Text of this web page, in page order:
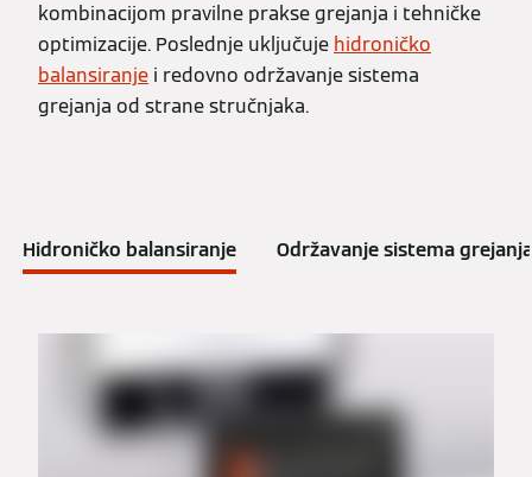
kombinacijom pravilne prakse grejanja i tehničke
optimizacije. Poslednje uključuje hidroničko
balansiranje i redovno održavanje sistema
grejanja od strane stručnjaka.
Hidroničko balansiranje Održavanje sistema grejanja